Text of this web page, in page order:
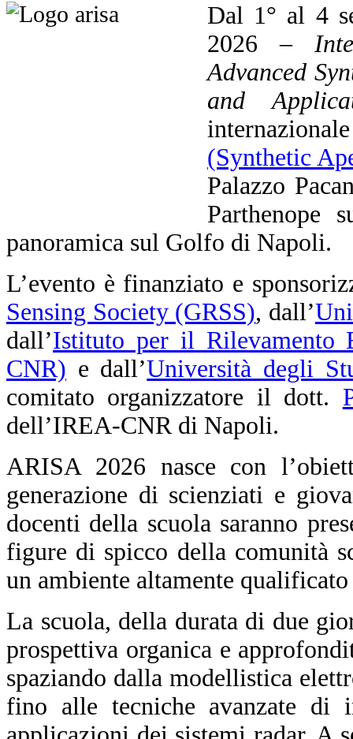
Dal 1° al 4
2026 –
Advanced
and
(Synthetic
Palazzo
Parthenope
panoramica sul Golfo di Napoli.
L’evento è finanziato e
Sensing Society (GRSS), dall’
dall’Istituto per il Rilevamento
CNR) e dall’Università degli
comitato organizzatore il dott.
dell’IREA-CNR di Napoli.
ARISA 2026 nasce con
generazione di scienziati e
docenti della scuola saranno
figure di spicco della comunità
un ambiente altamente
La scuola, della durata di due
prospettiva organica e
spaziando dalla modellistica
fino alle tecniche avanzate